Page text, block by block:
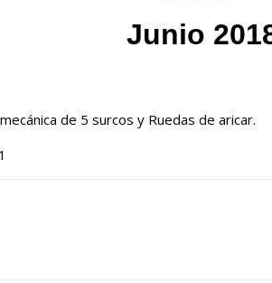
Junio
de 5 surcos y Ruedas de aricar.